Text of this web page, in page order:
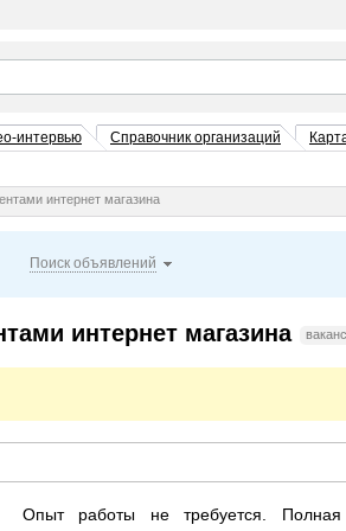
интервью Справочник организаций
интернет магазина
Поиск объявлений
интернет магазина
Опыт работы не требуется. Полная